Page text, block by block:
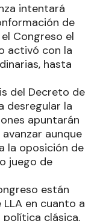
intentará
de
Congreso el
activó con la
hasta
del Decreto de
desregular la
apuntarán
aunque
la oposición de
juego de
están
en cuanto a
clásica,